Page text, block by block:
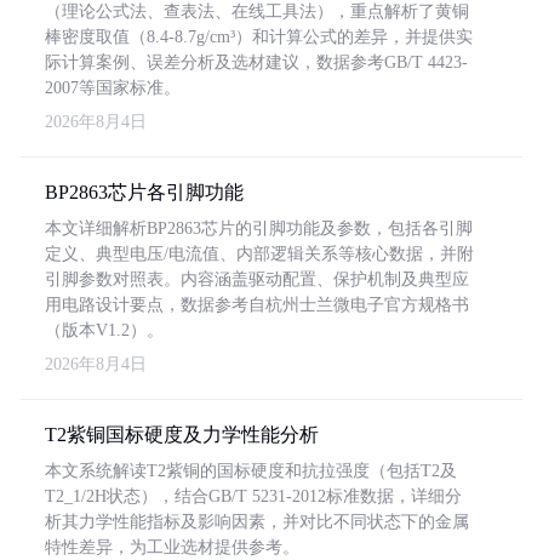
（理论公式法、查表法、在线工具法），重点解析了黄铜
棒密度取值（8.4-8.7g/cm³）和计算公式的差异，并提供实
际计算案例、误差分析及选材建议，数据参考GB/T 4423-
2007等国家标准。
2026年8月4日
BP2863芯片各引脚功能
本文详细解析BP2863芯片的引脚功能及参数，包括各引脚
定义、典型电压/电流值、内部逻辑关系等核心数据，并附
引脚参数对照表。内容涵盖驱动配置、保护机制及典型应
用电路设计要点，数据参考自杭州士兰微电子官方规格书
（版本V1.2）。
2026年8月4日
T2紫铜国标硬度及力学性能分析
本文系统解读T2紫铜的国标硬度和抗拉强度（包括T2及
T2_1/2H状态），结合GB/T 5231-2012标准数据，详细分
析其力学性能指标及影响因素，并对比不同状态下的金属
特性差异，为工业选材提供参考。